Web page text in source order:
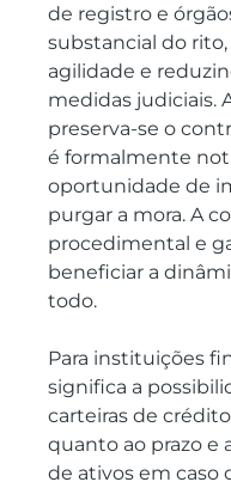
de registro e
substancial do
agilidade e
medidas judiciais.
preserva-se o
é formalmente
oportunidade de
purgar a mora. A
procedimental e
beneficiar a
todo.
Para instituições
significa a
carteiras de
quanto ao prazo e
de ativos em caso